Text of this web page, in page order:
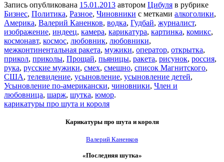
Запись опубликована 15.01.2013 автором Цибуля в рубрике
Бизнес, Политика, Разное, Чиновники с метками алкоголики,
Америка, Валерий Каненков, водка, Гудбай, журналист,
изображение, индеец, камера, карикатура, картинка, комикс,
космонавт, космос, любовник, любовники,
межконтинентальная ракета, мужики, оператор, открытка,
прикол, приколы, Прощай, пьяницы, ракета, рисунок, россия,
рука, русские мужики, смех, смешно, список Магнитского,
США, телевидение, усыновление, усыновление детей,
Усыновление по-американски, чиновники, Член и
любовница, шарж, шутка, юмор.
карикатуры про шута и короля
Карикатуры про шута и короля
Валерий Каненков
«Последняя шутка»